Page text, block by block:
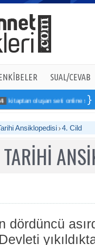
SUAL/CEVAB
oluşan seti online sipariş
Ansiklopedisi 4. Cild
dördüncü